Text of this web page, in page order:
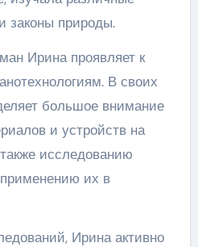
законы природы.
Ирина проявляет к
В своих
большое внимание
и устройств на
исследованию
их в
Ирина активно